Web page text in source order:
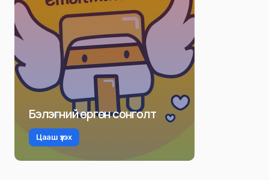
Бэлэгний өргөн сонголт
Цааш үзэх